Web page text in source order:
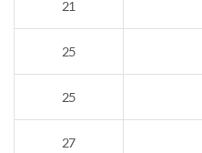
21
25
25
27